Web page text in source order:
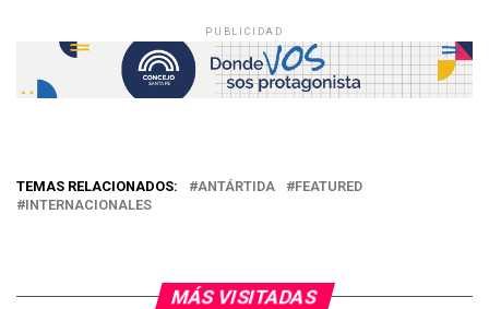
PUBLICIDAD
TEMAS RELACIONADOS: ANTÁRTIDA
FEATURED
INTERNACIONALES
MÁS VISITADAS